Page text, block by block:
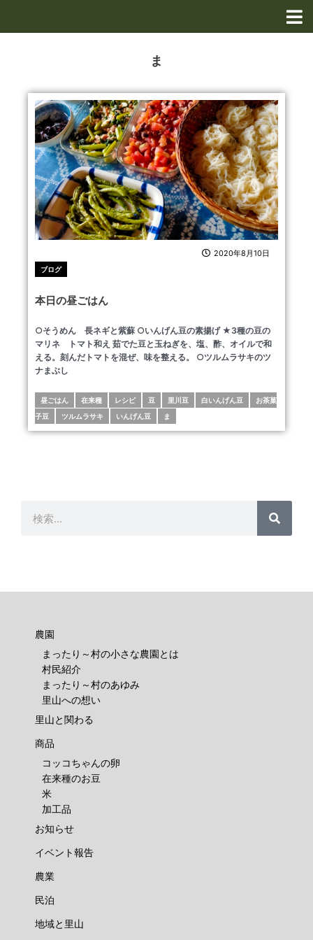
ま
2020年8月10日
ブログ
本日の昼ごはん
○そうめん 長ネギと紫蘇 ○いんげん豆の素揚げ ★3種の豆の
マリネ トマト和え 茹でた豆と玉ねぎを、塩、酢、オイルで和
える。刻んだトマトを混ぜ、味を整える。 ○ツルムラサキのツ
ナまぶし
昼ごはん 在来種 レシピ 豆 里川豆 白いんげん豆
お茶菓
子豆
ツルムラサキ いんげん豆 ま
農園
まったり～村の小さな農園とは
村民紹介
まったり～村のあゆみ
里山への想い
里山と関わる
商品
コッコちゃんの卵
在来種のお豆
米
加工品
お知らせ
イベント報告
農業
民泊
地域と里山